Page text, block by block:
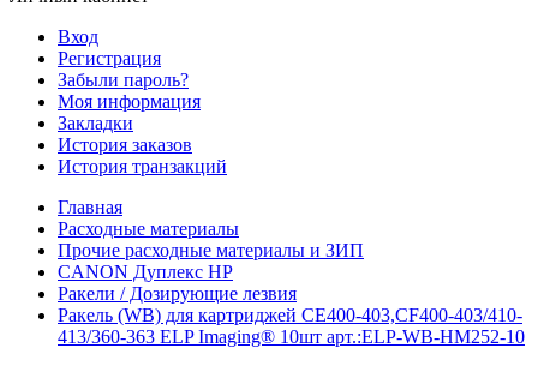
Вход
Регистрация
Забыли пароль?
Моя информация
Закладки
История заказов
История транзакций
Главная
Расходные материалы
Прочие расходные материалы и ЗИП
CANON Дуплекс HP
Ракели / Дозирующие лезвия
Ракель (WB) для картриджей CE400-403,CF400-403/410-
413/360-363 ELP Imaging® 10шт арт.:ELP-WB-HM252-10